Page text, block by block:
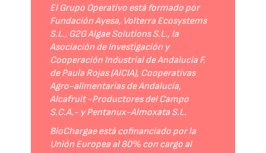
El Grupo Operativo está formado por
Fundación Ayesa, Volterra Ecosystems
S.L., G2G Algae Solutions S.L., la
Asociación de Investigación y
Cooperación Industrial de Andalucía F.
de Paula Rojas (AICIA), Cooperativas
Agro-alimentarias de Andalucía,
Alcafruit -Productores del Campo
S.C.A.- y Pentanux-Almoxata S.L.
BioChargae está cofinanciado por la
Unión Europea al 80% con cargo al